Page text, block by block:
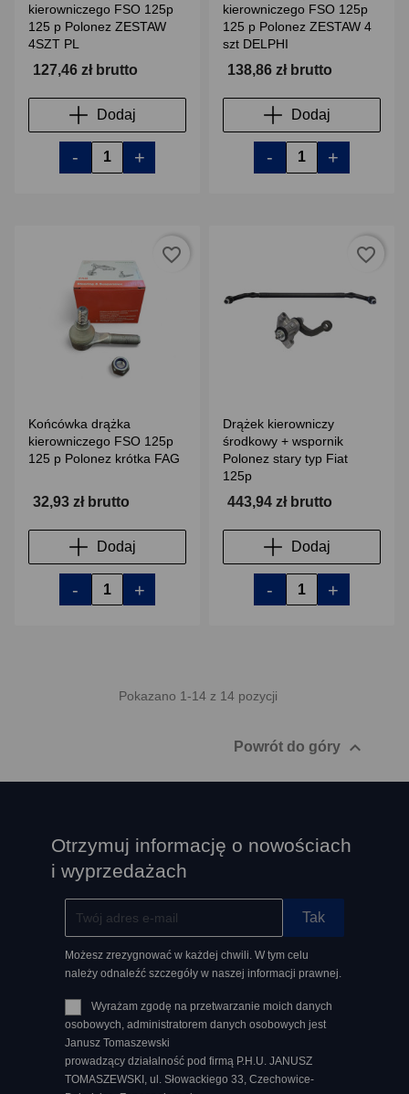
kierowniczego FSO 125p
125 p Polonez ZESTAW
4SZT PL
127,46 zł brutto
Dodaj
- +
kierowniczego FSO 125p
125 p Polonez ZESTAW 4
szt DELPHI
138,86 zł brutto
Dodaj
- +
Końcówka drążka
kierowniczego FSO 125p
125 p Polonez krótka FAG
32,93 zł brutto
Dodaj
- +
favorite_border
Drążek kierowniczy
środkowy + wspornik
Polonez stary typ Fiat
125p
443,94 zł brutto
Dodaj
- +
favorite_border
Pokazano 1-14 z 14 pozycji
Powrót do góry 
Otrzymuj informację o nowościach
i wyprzedażach
Możesz zrezygnować w każdej chwili. W tym celu
należy odnaleźć szczegóły w naszej informacji prawnej.
Wyrażam zgodę na przetwarzanie moich danych
osobowych, administratorem danych osobowych jest
Janusz Tomaszewski
prowadzący działalność pod firmą P.H.U. JANUSZ
TOMASZEWSKI, ul. Słowackiego 33, Czechowice-